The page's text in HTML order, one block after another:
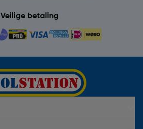
Veilige betaling